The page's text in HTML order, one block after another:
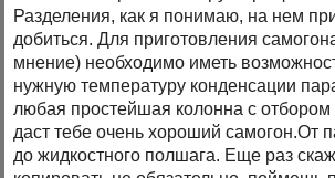
Разделения, как я понимаю, на нем
добиться. Для приготовления
мнение) необходимо иметь
нужную температуру конденсации
любая простейшая колонна с
даст тебе очень хороший самогон.От
до жидкостного полшага. Еще раз